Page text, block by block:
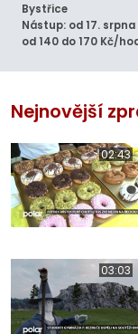
Bystřice
Nástup: od 17. srpna
od 140 do 170 Kč/
Nejnovější
02:43
03:03